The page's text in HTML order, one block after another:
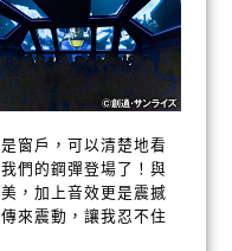
窗戶，可以清楚地看
們的鋼彈登場了！與
，加上音效更是震撼
來震動，讓我忍不住